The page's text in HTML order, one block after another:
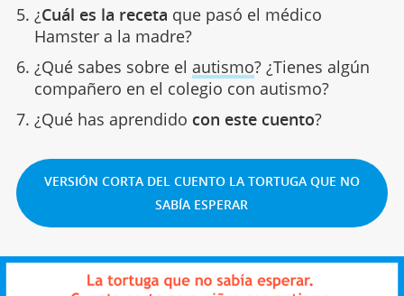
¿Cuál es la receta que pasó el médico
Hamster a la madre?
¿Qué sabes sobre el autismo? ¿Tienes algún
compañero en el colegio con autismo?
¿Qué has aprendido con este cuento?
VERSIÓN CORTA DEL CUENTO LA TORTUGA QUE NO
SABÍA ESPERAR